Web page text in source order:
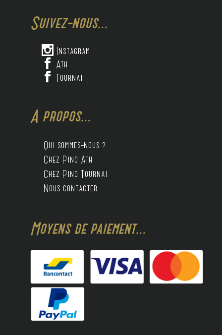
Suivez-nous...
 Instagram
 Ath
 Tournai
A propos...
Qui sommes-nous ?
Chez Pino Ath
Chez Pino Tournai
Nous contacter
Moyens de paiement...